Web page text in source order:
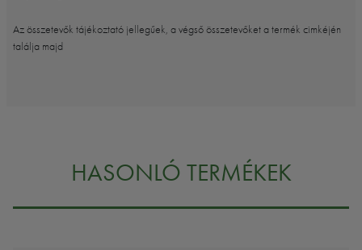
Az összetevők tájékoztató jellegűek, a végső összetevőket a termék cimkéjén
találja majd
HASONLÓ TERMÉKEK